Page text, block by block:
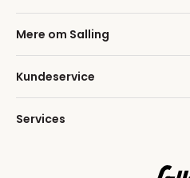
Mere om Salling
Kundeservice
Services